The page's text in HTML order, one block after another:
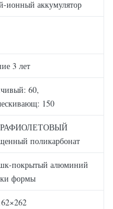
ионный аккумулятор
3 лет
60,
150
поликарбонат
покрытый алюминий
формы